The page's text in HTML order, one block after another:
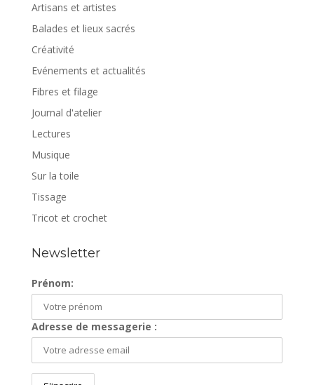
Artisans et artistes
Balades et lieux sacrés
Créativité
Evénements et actualités
Fibres et filage
Journal d'atelier
Lectures
Musique
Sur la toile
Tissage
Tricot et crochet
Newsletter
Prénom:
Adresse de messagerie :